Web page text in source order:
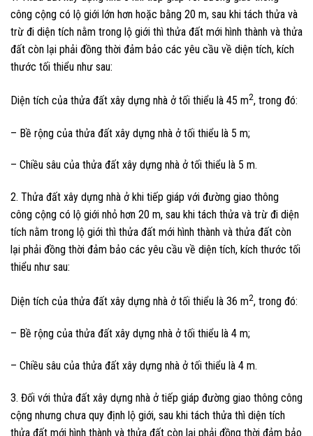
công cộng có lộ giới lớn hơn hoặc bằng 20 m, sau khi tách thửa và
trừ đi diện tích nằm trong lộ giới thì thửa đất mới hình thành và thửa
đất còn lại phải đồng thời đảm bảo các yêu cầu về diện tích, kích
thước tối thiểu như sau:
Diện tích của thửa đất xây dựng nhà ở tối thiểu là 45 m2, trong đó:
– Bề rộng của thửa đất xây dựng nhà ở tối thiểu là 5 m;
– Chiều sâu của thửa đất xây dựng nhà ở tối thiểu là 5 m.
2. Thửa đất xây dựng nhà ở khi tiếp giáp với đường giao thông
công cộng có lộ giới nhỏ hơn 20 m, sau khi tách thửa và trừ đi diện
tích nằm trong lộ giới thì thửa đất mới hình thành và thửa đất còn
lại phải đồng thời đảm bảo các yêu cầu về diện tích, kích thước tối
thiểu như sau:
Diện tích của thửa đất xây dựng nhà ở tối thiểu là 36 m2, trong đó:
– Bề rộng của thửa đất xây dựng nhà ở tối thiểu là 4 m;
– Chiều sâu của thửa đất xây dựng nhà ở tối thiểu là 4 m.
3. Đối với thửa đất xây dựng nhà ở tiếp giáp đường giao thông công
cộng nhưng chưa quy định lộ giới, sau khi tách thửa thì diện tích
thửa đất mới hình thành và thửa đất còn lại phải đồng thời đảm bảo